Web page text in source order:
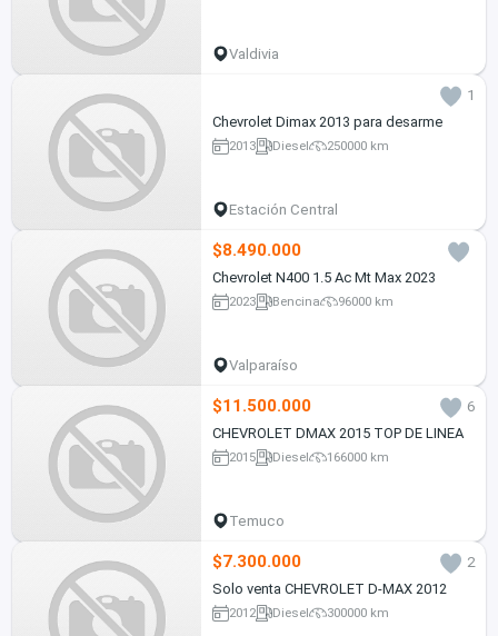
Valdivia
1
Chevrolet Dimax 2013 para desarme
2013 Diesel 250000 km
Estación Central
$8.490.000
Chevrolet N400 1.5 Ac Mt Max 2023
2023 Bencina 96000 km
Valparaíso
$11.500.000
6
CHEVROLET DMAX 2015 TOP DE LINEA
2015 Diesel 166000 km
Temuco
$7.300.000
2
Solo venta CHEVROLET D-MAX 2012
2012 Diesel 300000 km